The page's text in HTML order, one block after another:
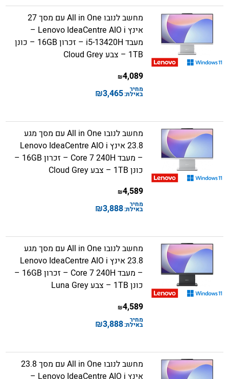
מחשב לנובו All in One עם מסך 27
אינץ Lenovo IdeaCentre AIO i –
מעבד i5-13420H – זכרון 16GB – כונן
1TB – צבע Cloud Grey
4,089
₪
מחיר
באילת:3,465
₪
מחשב לנובו All in One עם מסך מגע
23.8 אינץ Lenovo IdeaCentre AIO i
– מעבד Core 7 240H – זכרון 16GB –
כונן 1TB – צבע Cloud Grey
4,589
₪
מחיר
באילת:3,888
₪
מחשב לנובו All in One עם מסך מגע
23.8 אינץ Lenovo IdeaCentre AIO i
– מעבד Core 7 240H – זכרון 16GB –
כונן 1TB – צבע Luna Grey
4,589
₪
מחיר
באילת:3,888
₪
מחשב לנובו All in One עם מסך 23.8
אינץ Lenovo IdeaCentre AIO i –